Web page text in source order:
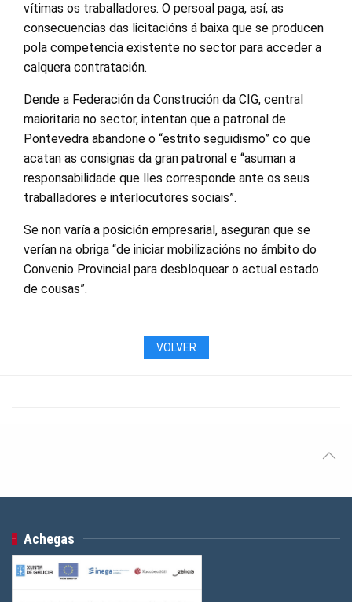
vítimas os traballadores. O persoal paga, así, as
consecuencias das licitacións á baixa que se producen
pola competencia existente no sector para acceder a
calquera contratación.
Dende a Federación da Construción da CIG, central
maioritaria no sector, intentan que a patronal de
Pontevedra abandone o “estrito seguidismo” co que
acatan as consignas da gran patronal e “asuman a
responsabilidade que lles corresponde ante os seus
traballadores e interlocutores sociais”.
Se non varía a posición empresarial, aseguran que se
verían na obriga “de iniciar mobilizacións no ámbito do
Convenio Provincial para desbloquear o actual estado
de cousas”.
VOLVER
Achegas